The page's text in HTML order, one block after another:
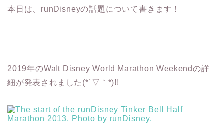
本日は、runDisneyの話題について書きます！
2019年のWalt Disney World Marathon Weekendの詳
細が発表されました(*´▽｀*)!!